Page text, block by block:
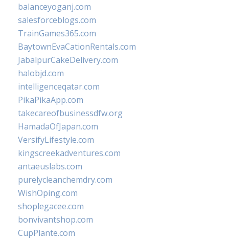
balanceyoganj.com
salesforceblogs.com
TrainGames365.com
BaytownEvaCationRentals.com
JabalpurCakeDelivery.com
halobjd.com
intelligenceqatar.com
PikaPikaApp.com
takecareofbusinessdfw.org
HamadaOfJapan.com
VersifyLifestyle.com
kingscreekadventures.com
antaeuslabs.com
purelycleanchemdry.com
WishOping.com
shoplegacee.com
bonvivantshop.com
CupPlante.com